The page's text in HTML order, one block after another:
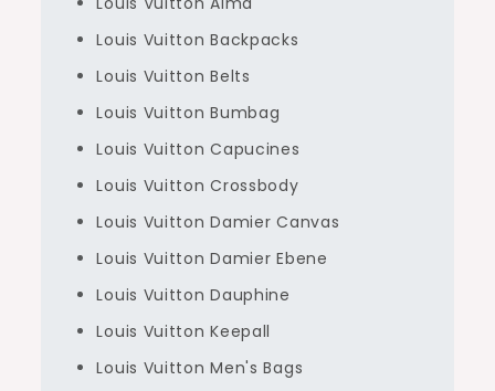
Louis Vuitton Backpacks
Louis Vuitton Belts
Louis Vuitton Bumbag
Louis Vuitton Capucines
Louis Vuitton Crossbody
Louis Vuitton Damier Canvas
Louis Vuitton Damier Ebene
Louis Vuitton Dauphine
Louis Vuitton Keepall
Louis Vuitton Men's Bags